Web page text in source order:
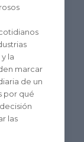
la
marcar
de un
por qué
las